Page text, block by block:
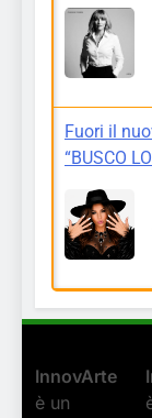
Fuori il
“BUSCO
InnovArte
è un